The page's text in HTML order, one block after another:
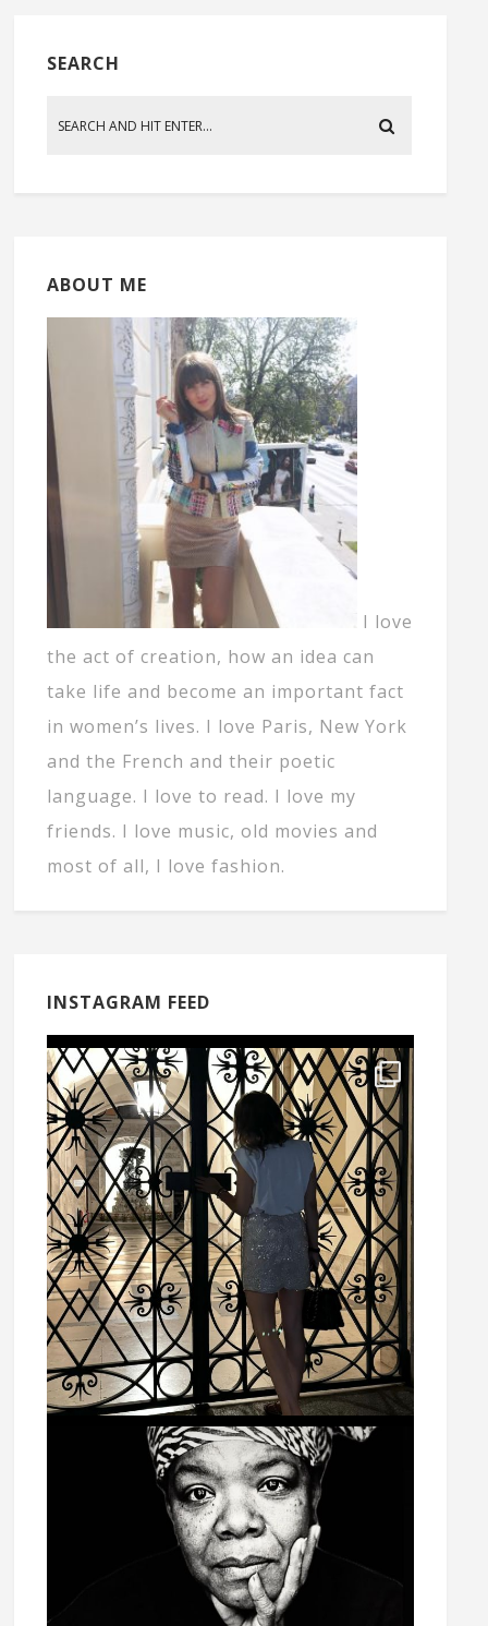
SEARCH
ABOUT ME
I love
the act of creation, how an idea can
take life and become an important fact
in women’s lives. I love Paris, New York
and the French and their poetic
language. I love to read. I love my
friends. I love music, old movies and
most of all, I love fashion.
INSTAGRAM FEED